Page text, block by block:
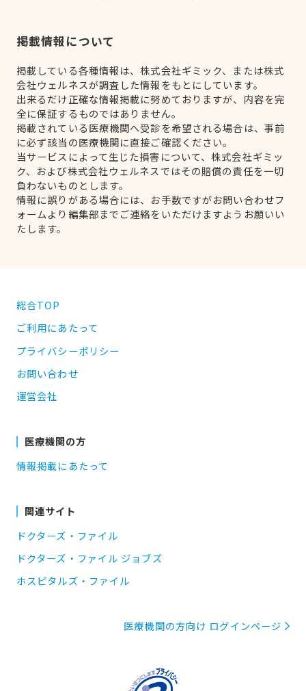
掲載情報について
掲載している各種情報は、株式会社ギミック、または株式
会社ウェルネスが調査した情報をもとにしています。
出来るだけ正確な情報掲載に努めておりますが、内容を完
全に保証するものではありません。
掲載されている医療機関へ受診を希望される場合は、事前
に必ず該当の医療機関に直接ご確認ください。
当サービスによって生じた損害について、株式会社ギミッ
ク、および株式会社ウェルネスではその賠償の責任を一切
負わないものとします。
情報に誤りがある場合には、お手数ですがお問い合わせフ
ォームより編集部までご連絡をいただけますようお願いい
たします。
総合TOP
ご利用にあたって
プライバシーポリシー
お問い合わせ
運営会社
医療機関の方
情報掲載にあたって
関連サイト
ドクターズ・ファイル
ドクターズ・ファイル ジョブズ
ホスピタルズ・ファイル
医療機関の方向け ログインページ